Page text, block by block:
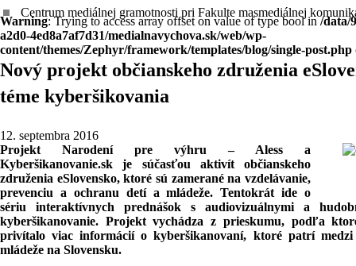
stop Centrum mediálnej gramotnosti pri Fakulte masmediálnej
Warning: Trying to access array offset on value of type bool in/data/
a2d0-4ed8a7af7d31/medialnavychova.sk/web/wp-
content/themes/Zephyr/framework/templates/blog/single-post.php
Nový projekt občianskeho združenia
téme kyberšikovania
12. septembra 2016
Projekt Narodení pre výhru – Aless a
Kyberšikanovanie.sk je súčasťou aktivít občianskeho
združenia eSlovensko, ktoré sú zamerané na vzdelávanie,
prevenciu a ochranu detí a mládeže. Tentokrát ide o
sériu interaktívnych prednášok s audiovizuálnymi a
kyberšikanovanie. Projekt vychádza z prieskumu, podľa
privítalo viac informácií o kyberšikanovaní, ktoré patrí medzi
mládeže na Slovensku.